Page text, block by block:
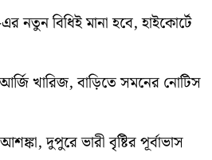
নতুন বিধিই মানা হবে, হাইকোর্টে
খারিজ, বাড়িতে সমনের নোটিস
দুপুরে ভারী বৃষ্টির পূর্বাভাস